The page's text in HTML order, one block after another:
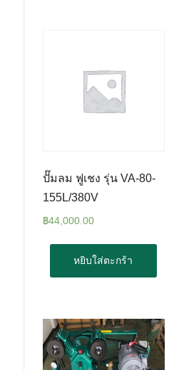
ปั๊มลม ฟูเชง รุ่น VA-80-
155L/380V
฿44,000.00
หยิบใส่ตะกร้า